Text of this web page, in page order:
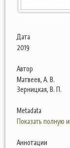
Дата
2019
Автор
Матвеев, А. В.
Зерницкая, В. П.
Metadata
Показать полную
Аннотации